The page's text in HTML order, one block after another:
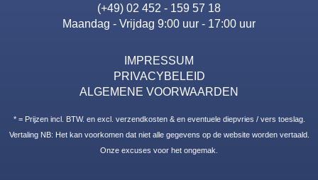
(+49) 02 452 - 159 57 18
Maandag - Vrijdag 9:00 uur - 17:00 uur
IMPRESSUM
PRIVACYBELEID
ALGEMENE VOORWAARDEN
* = Prijzen incl. BTW. en excl. verzendkosten & en eventuele diepvries / vers toeslag.
Vertaling NB: Het kan voorkomen dat niet alle gegevens op de website worden vertaald.
Onze excuses voor het ongemak.